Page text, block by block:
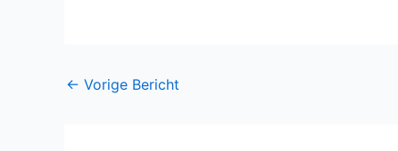
Bericht
← Vorige Bericht